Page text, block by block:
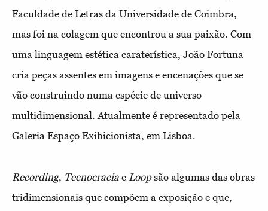
Faculdade de Letras da Universidade de Coimbra,
mas foi na colagem que encontrou a sua paixão. Com
uma linguagem estética caraterística, João Fortuna
cria peças assentes em imagens e encenações que se
vão construindo numa espécie de universo
multidimensional. Atualmente é representado pela
Galeria Espaço Exibicionista, em Lisboa.
Recording, Tecnocracia e Loopsão algumas das obras
tridimensionais que compõem a exposição e que,